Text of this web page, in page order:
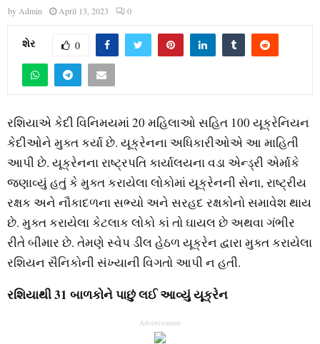
by Admin April 13, 2023 0
શેર 0
રશિયાએ કેદી વિનિમયમાં 20 મહિલાઓ સહિત 100 યૂક્રેનિયન
કેદીઓને મુક્ત કર્યા છે. યૂક્રેનના અધિકારીઓએ આ માહિતી
આપી છે. યૂક્રેનના રાષ્ટ્રપતિ કાર્યાલયના વડા એન્ડ્રી એર્માકે
જણાવ્યું હતું કે મુક્ત કરાયેલા લોકોમાં યૂક્રેનની સેના, રાષ્ટ્રીય
રક્ષક અને નૌકાદળના સભ્યો અને સરહદ રક્ષકોનો સમાવેશ થાય
છે. મુક્ત કરાયેલા કેટલાક લોકો કાં તો ઘાયલ છે અથવા ગંભીર
રીતે બીમાર છે. તેમણે સ્વેપ ડીલ હેઠળ યૂક્રેન દ્વારા મુક્ત કરાયેલા
રશિયન સૈનિકોની સંખ્યાની વિગતો આપી ન હતી.
રશિયાથી 31 બાળકોને પાછું લઈ આવ્યું યૂક્રેન
Advertisement